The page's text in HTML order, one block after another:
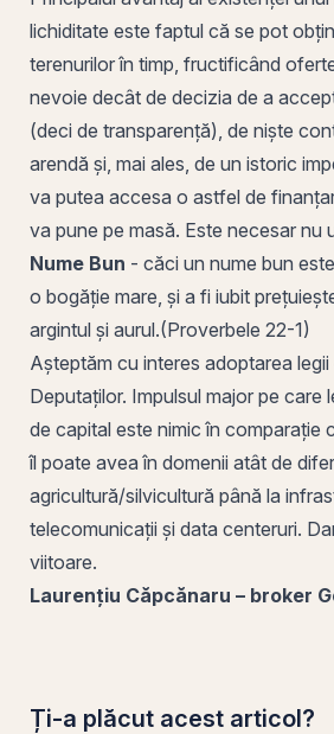
lichiditate este faptul că se pot
terenurilor în timp, fructificând
nevoie decât de decizia de a
(deci de transparență), de niște
arendă și, mai ales, de un istoric
va putea accesa o astfel de
va pune pe masă. Este necesar nu
Nume Bun - căci un nume bun
o bogăție mare, și a fi iubit
argintul și aurul.(Proverbele 22-1)
Așteptăm cu interes adoptarea legii
Deputaților. Impulsul major pe care
de capital este nimic în comparație
îl poate avea în domenii atât de
agricultură/silvicultură până la
telecomunicații și data centeruri.
viitoare.
Laurențiu Căpcănaru – broker
Ți-a plăcut acest articol?